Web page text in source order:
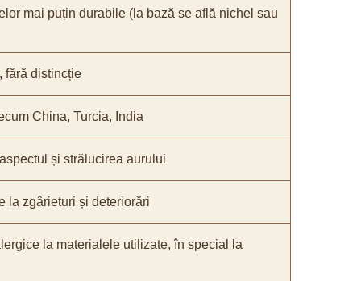
mai puțin durabile (la bază se află nichel sau
fără distincție
China, Turcia, India
și strălucirea aurului
la zgârieturi și deteriorări
la materialele utilizate, în special la